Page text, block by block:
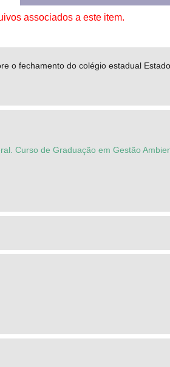
associados a este item.
o fechamento do colégio estadual
Curso de Graduação em Gestão